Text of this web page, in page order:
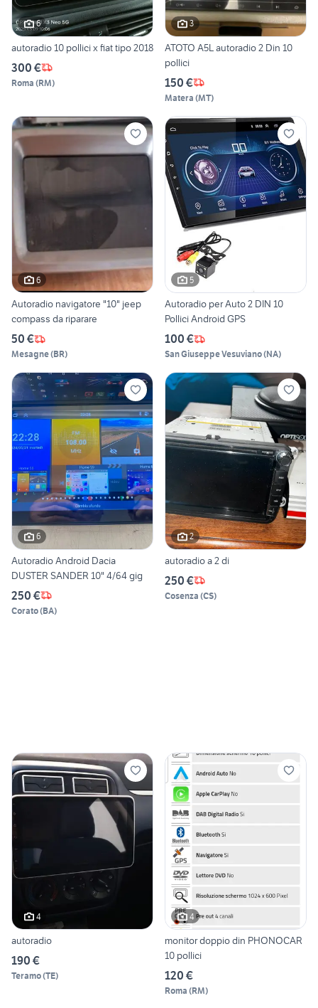
6
autoradio 10 pollici x fiat tipo 2018
300 €
Roma (RM)
3
ATOTO A5L autoradio 2 Din 10
pollici
150 €
Matera (MT)
6
Autoradio navigatore "10" jeep
compass da riparare
50 €
Mesagne(BR)
5
Autoradio per Auto 2 DIN 10
Pollici Android GPS
100 €
San Giuseppe Vesuviano(NA)
6
Autoradio Android Dacia
DUSTER SANDER 10" 4/64 gig
250 €
Corato(BA)
2
autoradio a 2 di
250 €
Cosenza (CS)
4
autoradio
190 €
Teramo(TE)
4
monitor doppio din PHONOCAR
10 pollici
120 €
Roma (RM)